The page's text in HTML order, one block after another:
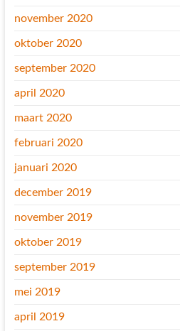
november 2020
oktober 2020
september 2020
april 2020
maart 2020
februari 2020
januari 2020
december 2019
november 2019
oktober 2019
september 2019
mei 2019
april 2019